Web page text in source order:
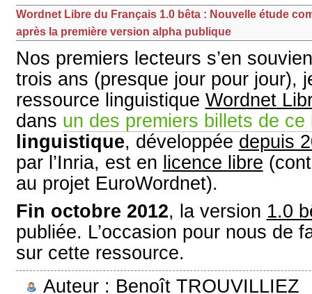
Wordnet Libre du Français 1.0 bêta : Nouvelle étude
après la première version alpha publique
Nos premiers lecteurs s’en
trois ans (presque jour pour jour),
ressource linguistique Wordnet
dans un des premiers billets de ce
linguistique, développée depuis
par l’Inria, est en licence libre
au projet EuroWordnet).
Fin octobre 2012, la version 1.0
publiée. L’occasion pour nous de
sur cette ressource.
Auteur : Benoît TROUVILLIEZ